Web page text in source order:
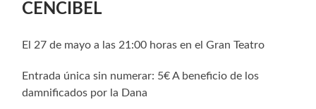
CENCIBEL
El 27 de mayo a las 21:00 horas en el Gran Teatro
Entrada única sin numerar: 5€ A beneficio de los
damnificados por la Dana